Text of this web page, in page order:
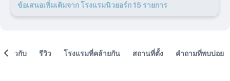
ข้อเสนอเพิ่มเติมจาก โรงแรมนิวยอร์ก 15 รายการ
เกี่ยวกับ รีวิว โรงแรมที่คล้ายกัน สถานที่ตั้ง คำถามที่พบบ่อย